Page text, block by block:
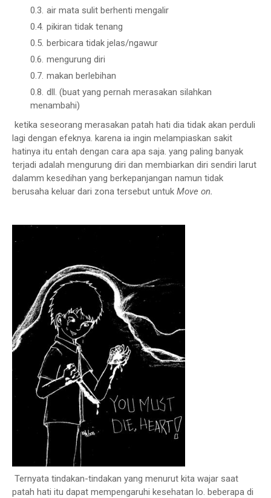
air mata sulit berhenti mengalir
pikiran tidak tenang
berbicara tidak jelas/ngawur
mengurung diri
makan berlebihan
dll. (buat yang pernah merasakan silahkan
menambahi)
ketika seseorang merasakan patah hati dia tidak akan perduli
lagi dengan efeknya. karena ia ingin melampiaskan sakit
hatinya itu entah dengan cara apa saja. yang paling banyak
terjadi adalah mengurung diri dan membiarkan diri sendiri larut
dalamm kesedihan yang berkepanjangan namun tidak
berusaha keluar dari zona tersebut untuk Move on.
Ternyata tindakan-tindakan yang menurut kita wajar saat
patah hati itu dapat mempengaruhi kesehatan lo. beberapa di